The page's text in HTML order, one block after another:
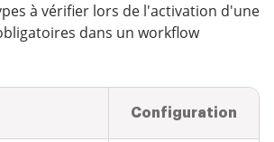
à vérifier lors de l'activation d'une
dans un workflow
Configuration